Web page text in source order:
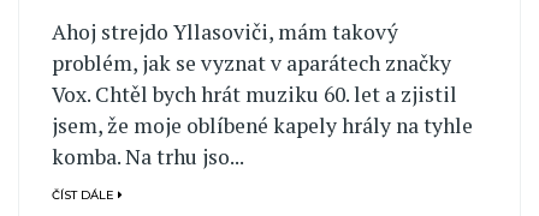
Ahoj strejdo Yllasoviči, mám takový
problém, jak se vyznat v aparátech značky
Vox. Chtěl bych hrát muziku 60. let a zjistil
jsem, že moje oblíbené kapely hrály na tyhle
komba. Na trhu jso...
ČÍST DÁLE